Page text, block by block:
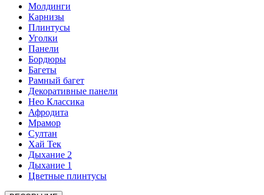
Молдинги
Карнизы
Плинтусы
Уголки
Панели
Бордюры
Багеты
Рамный багет
Декоративные панели
Нео Классика
Афродита
Мрамор
Султан
Хай Тек
Дыхание 2
Дыхание 1
Цветные плинтусы